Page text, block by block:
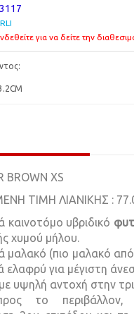
για να δείτε την
BROWN XS
TIMH ΛΙΑΝΙΚΗΣ :
καινοτόμο υβριδικό
χυμού μήλου.
μαλακό (πιο μαλακό
ελαφρύ για μέγιστη
υψηλή αντοχή στην
το περιβάλλον,